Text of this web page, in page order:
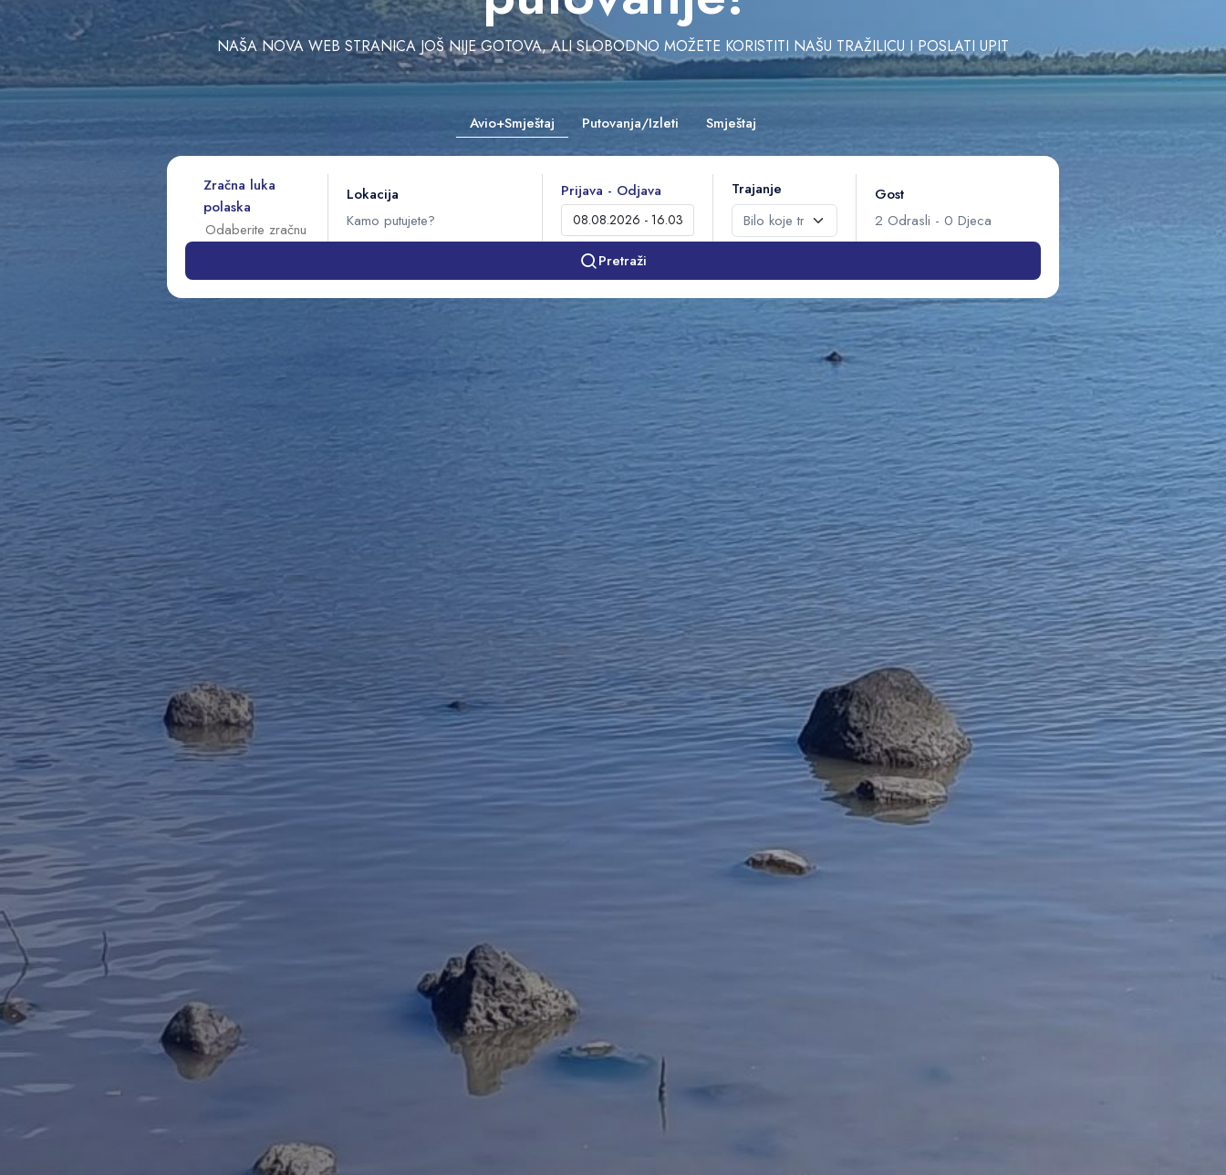
NAŠA NOVA WEB STRANICA JOŠ NIJE GOTOVA, ALI SLOBODNO MOŽETE KORISTITI NAŠU TRAŽILICU I POSLATI UPIT
Avio+Smještaj Putovanja/Izleti Smještaj
Zračna luka
polaska
Lokacija Prijava - Odjava Trajanje
Gost
2 Odrasli - 0 Djeca
Pretraži